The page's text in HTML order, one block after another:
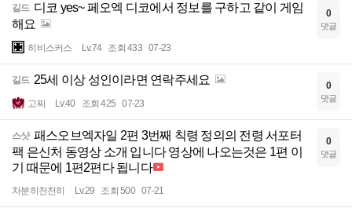
길드 디코 yes~ 페오엑 디코에서 정보를 구하고 같이 게임
해요
히비스커스 Lv.74 조회 433 07-23
0
댓글
길드 25세 이상 성인이라면 연락주세요
고찌 Lv.40 조회 425 07-23
0
댓글
스샷 패스오브엑자일 2편 3번째 칙령 정의의 전령 서포터
팩 은신처 동영상 소개 입니다 영상에 나오는것은 1편 이
기 때문에 1편2편다 됩니다
차분히천천히 Lv.29 조회 500 07-21
0
댓글